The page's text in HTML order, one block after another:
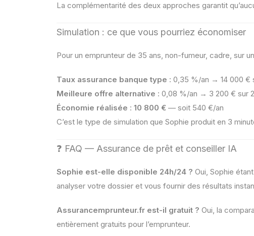
La complémentarité des deux approches garantit
Simulation : ce que vous pourriez économiser
Pour un emprunteur de 35 ans, non-fumeur, cadre, sur
Taux assurance banque type : 0,35 %/an → 14 000 €
Meilleure offre alternative : 0,08 %/an → 3 200 € sur
Économie réalisée : 10 800 € — soit 540 €/an
C’est le type de simulation que Sophie produit en 3
❓ FAQ — Assurance de prêt et conseiller IA
Sophie est-elle disponible 24h/24 ? Oui, Sophie
analyser votre dossier et vous fournir des résultats
Assurancemprunteur.fr est-il gratuit ? Oui, la
entièrement gratuits pour l’emprunteur.